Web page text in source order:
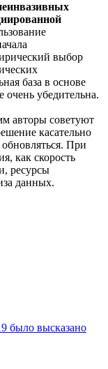
выбор
база в основе
убедительна.
авторы советуют
касательно
При
как скорость
ресурсы
данных.
было высказано